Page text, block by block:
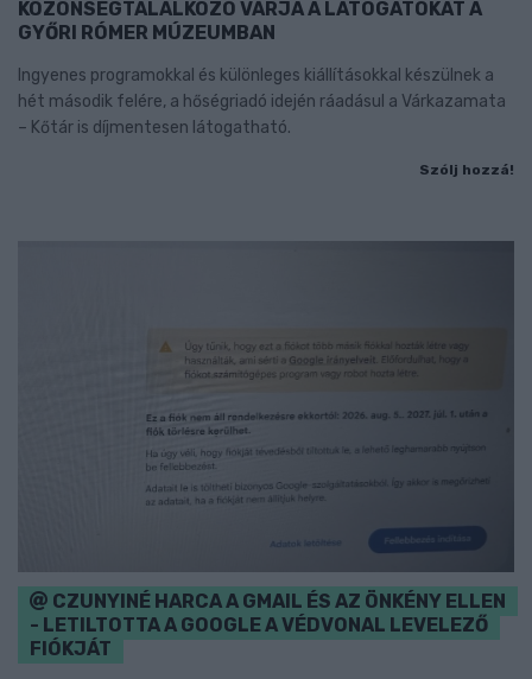
KÖZÖNSÉGTALÁLKOZÓ VÁRJA A LÁTOGATÓKAT A
GYŐRI RÓMER MÚZEUMBAN
Ingyenes programokkal és különleges kiállításokkal készülnek a
hét második felére, a hőségriadó idején ráadásul a Várkazamata
– Kőtár is díjmentesen látogatható.
Szólj hozzá!
CZUNYINÉ HARCA A GMAIL ÉS AZ ÖNKÉNY ELLEN
- LETILTOTTA A GOOGLE A VÉDVONAL LEVELEZŐ
FIÓKJÁT